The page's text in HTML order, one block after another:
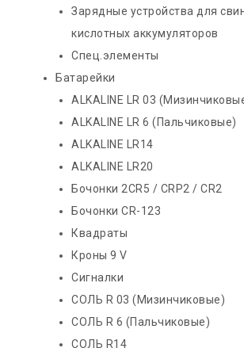
Зарядные устройства для
кислотных аккумуляторов
Спец.элементы
Батарейки
ALKALINE LR 03
ALKALINE LR 6 (Пальчиковые)
ALKALINE LR14
ALKALINE LR20
Бочонки 2CR5 / CRP2 / CR2
Бочонки CR-123
Квадраты
Кроны 9 V
Сигналки
СОЛЬ R 03 (Мизинчиковые)
СОЛЬ R 6 (Пальчиковые)
СОЛЬ R14